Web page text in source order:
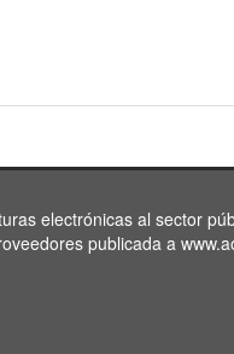
electrónicas al sector
publicada a